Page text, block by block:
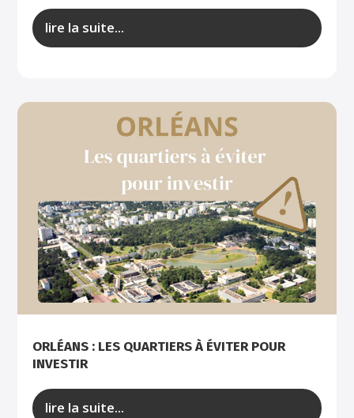
lire la suite...
ORLÉANS : LES QUARTIERS À ÉVITER POUR
INVESTIR
lire la suite...